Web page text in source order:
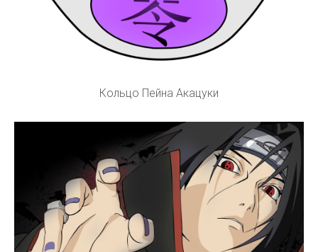
Кольцо Пейна Акацуки